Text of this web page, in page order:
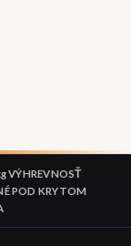
VÝHREVNOSŤ
POD KRYTOM